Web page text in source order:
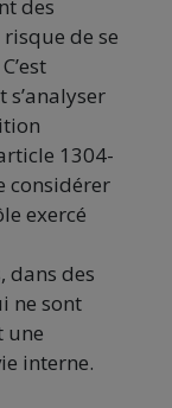
des
de se
1304-
considérer
exercé
dans des
ne sont
une
interne.